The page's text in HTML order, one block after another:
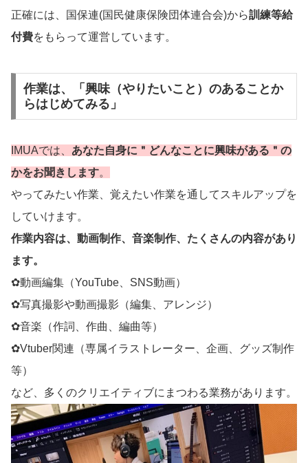
正確には、国保連(国民健康保険団体連合会)から訓練等給
付費をもらって運営しています。
作業は、「興味（やりたいこと）のあることか
らはじめてみる」
IMUAでは、 あなた自身に＂どんなことに興味がある＂の
かをお聞きします。
やってみたい作業、覚えたい作業を通してスキルアップを
していけます。
作業内容は、動画制作、音楽制作、たくさんの内容があり
ます。
✿動画編集（YouTube、SNS動画）
✿写真撮影や動画撮影（編集、アレンジ）
✿音楽（作詞、作曲、編曲等）
✿Vtuber関連（専属イラストレーター、企画、グッズ制作
等）
など、多くのクリエイティブにまつわる業務があります。